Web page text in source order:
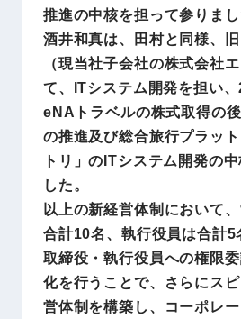
推進の中核を担って参りまし
酒井和真は、田村と同様、
（現当社子会社の株式会社
て、ITシステム開発を担い
eNAトラベルの株式取得の
の推進及び総合旅行プラッ
トリ」のITシステム開発の
した。
以上の新経営体制において
合計10名、執行役員は合計5
取締役・執行役員への権限
化を行うことで、さらにス
営体制を構築し、コーポレ